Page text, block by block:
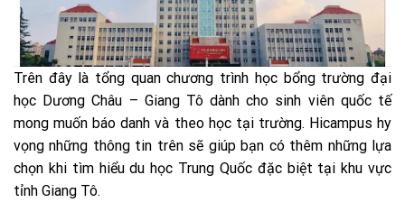
Trên đây là tổng quan chương trình học bổng trường đại
học Dương Châu – Giang Tô dành cho sinh viên quốc tế
mong muốn báo danh và theo học tại trường. Hicampus hy
vọng những thông tin trên sẽ giúp bạn có thêm những lựa
chọn khi tìm hiểu du học Trung Quốc đặc biệt tại khu vực
tỉnh Giang Tô.